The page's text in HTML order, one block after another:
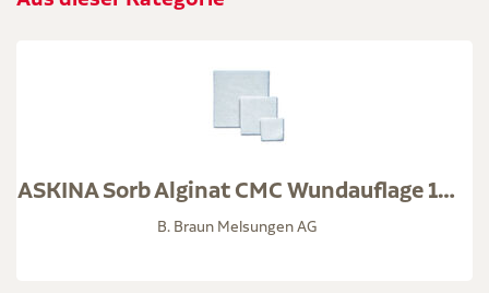
ASKINA Sorb Alginat CMC Wundauflage 10x10 cm ste.
B. Braun Melsungen AG